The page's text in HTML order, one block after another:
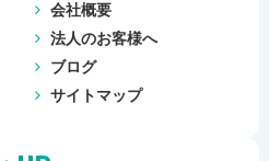
会社概要
法人のお客様へ
ブログ
サイトマップ